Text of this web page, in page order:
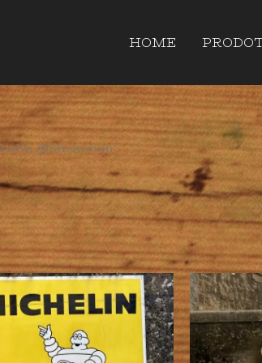
HOME
@bibendum”